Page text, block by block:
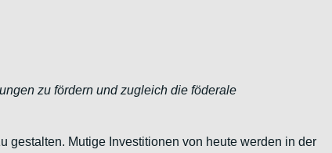
zu fördern und zugleich die föderale
gestalten. Mutige Investitionen von heute werden in der